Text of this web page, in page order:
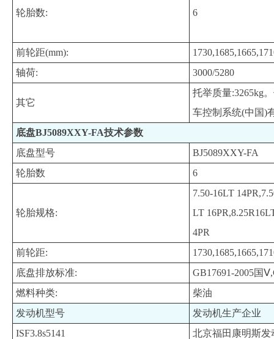
轮胎数: 6
前轮距(mm):
轴荷:
3000/5280
其它
托举质量:3265kg
车控制系统(中国)
底盘BJ5089XXY-FA技术参数
底盘型号
BJ5089XXY-FA
轮胎数
6
轮胎规格:
7.50-16LT
LT
4PR
前轮距:
底盘排放标准:
GB17691-2005国
燃料种类:
柴油
发动机型号
发动机生产企业
ISF3.8s5141
北京福田康明斯发